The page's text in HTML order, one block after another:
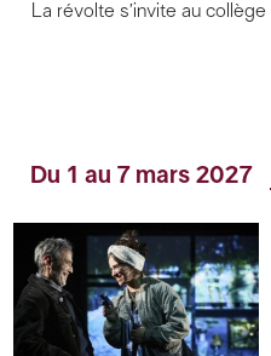
La révolte s’invite au collège
Du 1 au 7 mars 2027